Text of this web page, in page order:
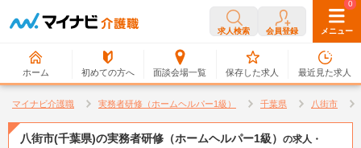
求人検索 会員登録 メニュー
ホーム 初めての方へ 面談会場一覧
0
保存した求人
0
最近見た求人
マイナビ介護職 実務者研修（ホームヘルパー1級） 千葉県 八街市
八街市(千葉県)の実務者研修（ホームヘルパー1級） の求人・